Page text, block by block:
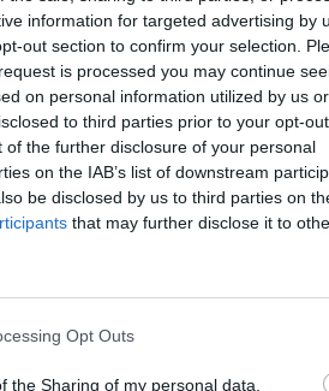
information for targeted advertising by
out section to confirm your selection.
is processed you may continue
on personal information utilized by us or
to third parties prior to your opt-
of the further disclosure of your personal
on the IAB’s list of downstream
be disclosed by us to third parties on
that may further disclose it to
Opt Outs
the Sharing of my personal data.
w Leagues Cup. Trener
z Club Necaxa w pierwszym meczu
zdobyli Jonathan Dean i Andrew